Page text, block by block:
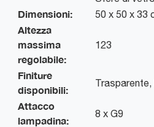
Dimensioni: 50 x 50 x 33
Altezza
massima
regolabile:
123
Finiture
disponibili:
Trasparente,
Attacco
lampadina:
8 x G9